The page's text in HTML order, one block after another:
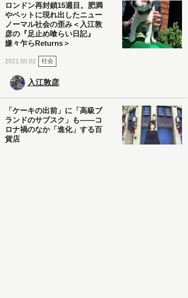
ロンドン再封鎖15週目。肥満
やペットに現れ出したニュー
ノーマル社会の歪み＜入江敦
彦の『足止め喰らい日記』
嫌々乍らReturns＞
2021.05.02 社会
入江敦彦
「ケーキの出前」に「高級ブ
ランドのサブスク」も――コ
ロナ禍のなか「進化」する百
貨店